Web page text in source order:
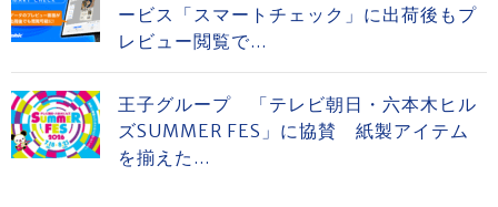
ービス「スマートチェック」に出荷後もプ
レビュー閲覧で...
王子グループ 「テレビ朝日・六本木ヒル
ズSUMMER FES」に協賛 紙製アイテム
を揃えた...